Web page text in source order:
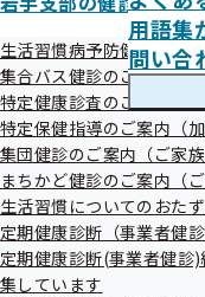
用語集
問い合
生活習慣病予防健診のご
集合バス健診のご案内
特定健康診査のご案内（
特定保健指導のご案内（加
集団健診のご案内（ご家族
まちかど健診のご案内（ご
生活習慣についてのおた
定期健康診断（事業者健
定期健康診断(事業者健診
集しています
所の従業員
いて
令和8年6月1日
協会けんぽ岩手支部で
いただいた事業所の従
意しております。